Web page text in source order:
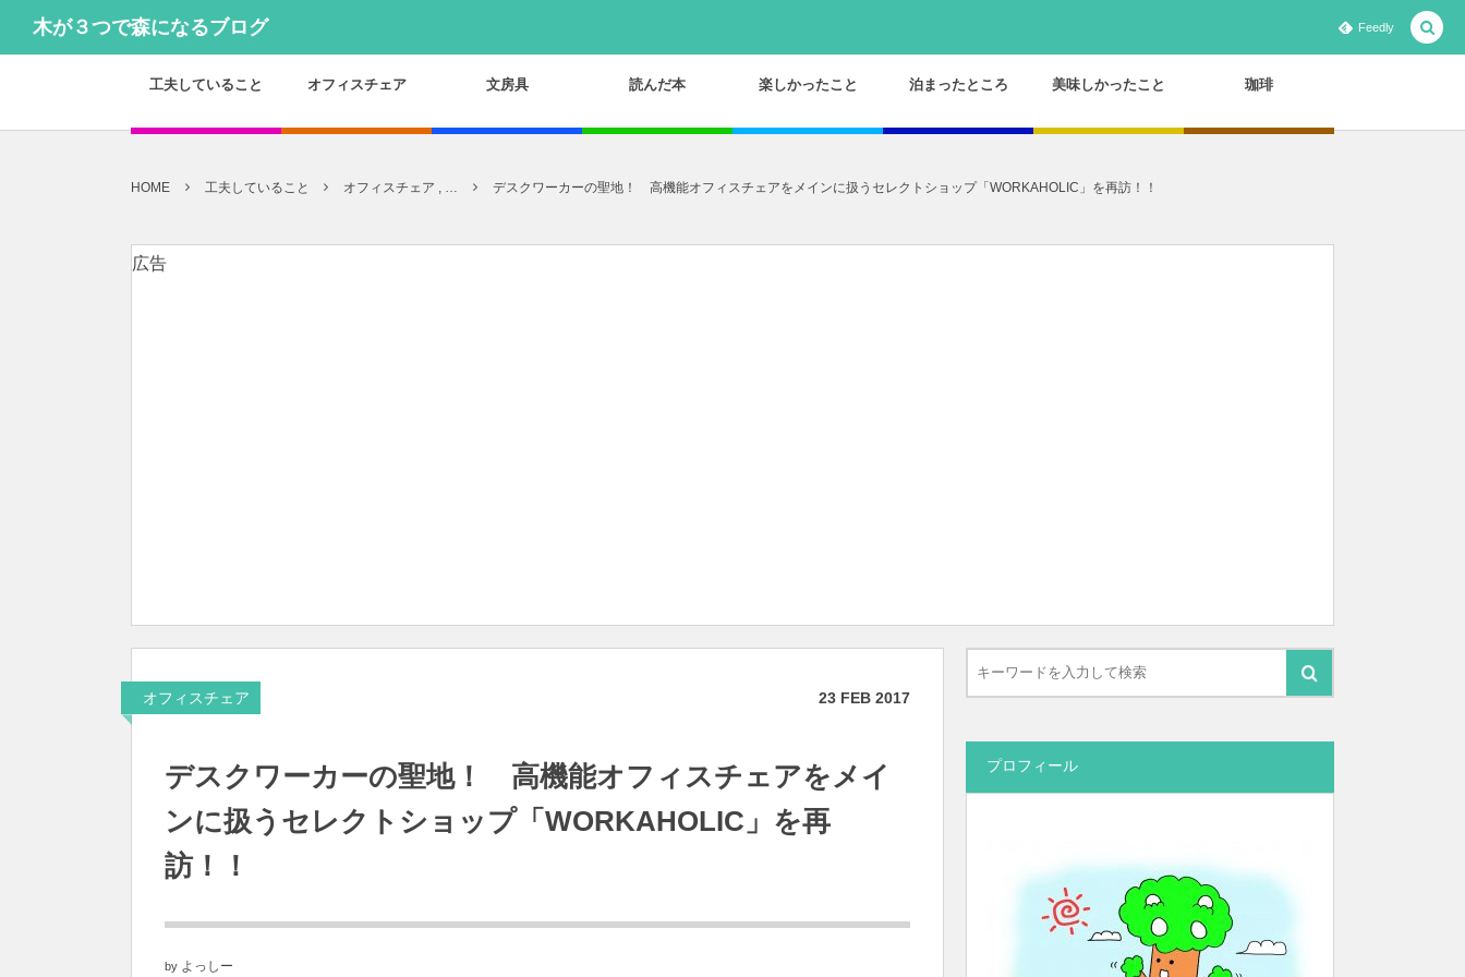
木が３つで森になるブログ Feedly
工夫していること オフィスチェア 文房具 読んだ本 楽しかったこと 泊まったところ 美味しかったこと 珈琲
HOME 工夫していること オフィスチェア , … デスクワーカーの聖地！ 高機能オフィスチェアをメインに扱うセレクトショップ「WORKAHOLIC」を再訪！！
広告
オフィスチェア 23 FEB 2017
デスクワーカーの聖地！ 高機能オフィスチェアをメイ
ンに扱うセレクトショップ「WORKAHOLIC」を再
訪！！
by よっしー
プロフィール